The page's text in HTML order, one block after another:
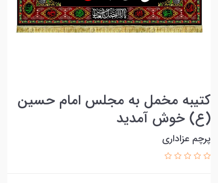
کتیبه مخمل به مجلس امام حسین
(ع) خوش آمدید
پرچم عزاداری